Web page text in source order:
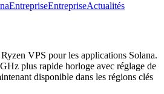
EntrepriseEntrepriseActualités
VPS pour les applications Solana.
plus rapide horloge avec réglage de
disponible dans les régions clés